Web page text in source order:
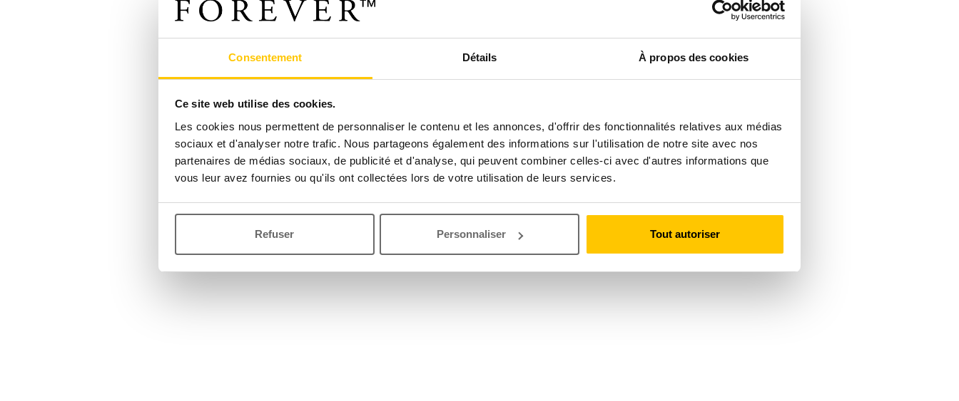
Consentement Détails À propos des cookies
Ce site web utilise des cookies.
Les cookies nous permettent de personnaliser le contenu et les annonces, d'offrir des fonctionnalités relatives aux médias
sociaux et d'analyser notre trafic. Nous partageons également des informations sur l'utilisation de notre site avec nos
partenaires de médias sociaux, de publicité et d'analyse, qui peuvent combiner celles-ci avec d'autres informations que
vous leur avez fournies ou qu'ils ont collectées lors de votre utilisation de leurs services.
Refuser Personnaliser Tout autoriser